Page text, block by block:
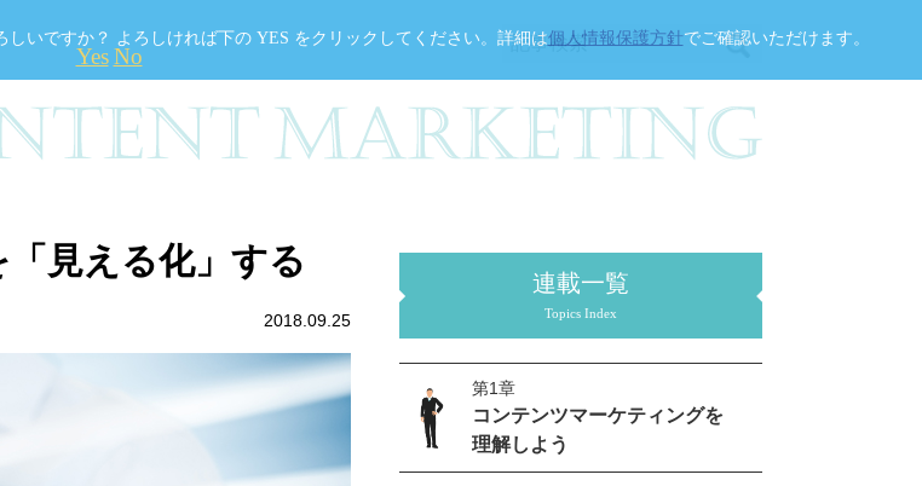
「見える化」する
2018.09.25
連載一覧
Topics Index
第1章
コンテンツマーケティングを
理解しよう
いですか？ よろしければ下の YES をクリックしてください。詳細は個人情報保護方針でご確認いただけます。
Yes No